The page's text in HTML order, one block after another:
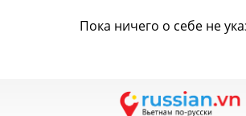
Пока ничего о себе не